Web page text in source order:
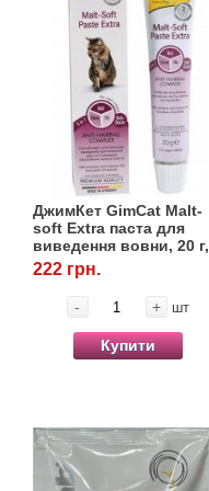
ДжимКет GimCat Malt-
soft Extra паста для
виведення вовни, 20 г,
Gimpet
222 грн.
- + шт
Купити